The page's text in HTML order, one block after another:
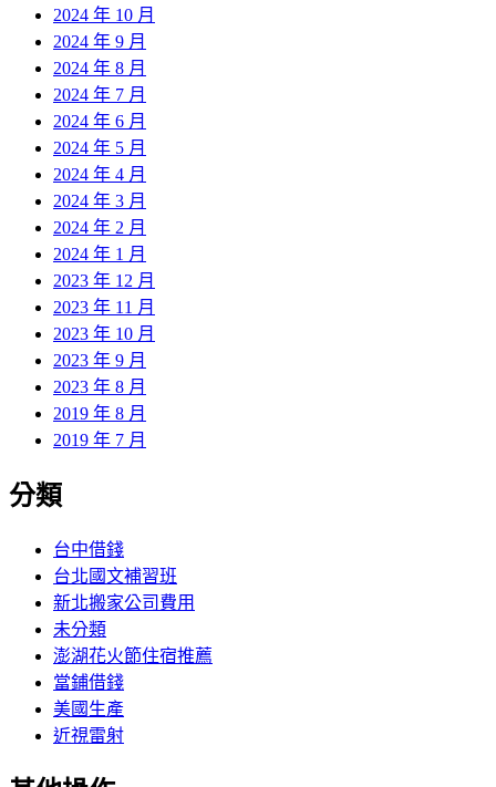
2024 年 10 月
2024 年 9 月
2024 年 8 月
2024 年 7 月
2024 年 6 月
2024 年 5 月
2024 年 4 月
2024 年 3 月
2024 年 2 月
2024 年 1 月
2023 年 12 月
2023 年 11 月
2023 年 10 月
2023 年 9 月
2023 年 8 月
2019 年 8 月
2019 年 7 月
分類
台中借錢
台北國文補習班
新北搬家公司費用
未分類
澎湖花火節住宿推薦
當鋪借錢
美國生產
近視雷射